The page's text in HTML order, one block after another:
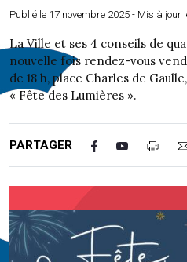
Publié le 17 novembre 2025 - Mis à jour
La Ville et ses 4 conseils de
nouvelle fois rendez-vous
de 18 h, place Charles de
« Fête des Lumières ».
PARTAGER